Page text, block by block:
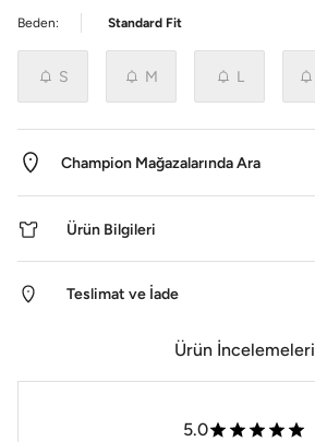
Beden: Standard Fit
S M L
Champion Mağazalarında Ara
Ürün Bilgileri
Teslimat ve İade
Ürün İncelemeleri
5.0